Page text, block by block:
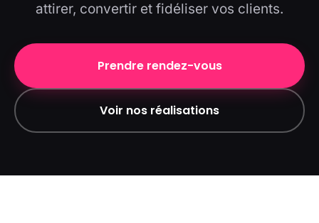
attirer, convertir et fidéliser vos clients.
Prendre rendez-vous
Voir nos réalisations